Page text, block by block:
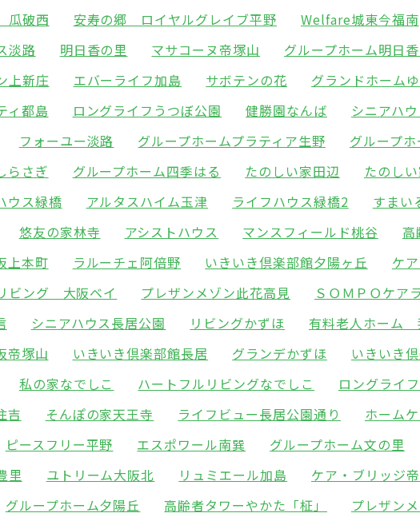
瓜破西
安寿の郷 ロイヤルグレイブ平野 Welfare城東今福南
淡路
明日香の里 マサコーヌ帝塚山 グループホーム明日
上新庄
エバーライフ加島 サボテンの花 グランドホーム
ィ都島
ロングライフうつぼ公園 健勝園なんば シニアハ
フォーユー淡路 グループホームプラティア生野 グループ
らさぎ
グループホーム四季はる たのしい家田辺 たのし
ウス緑橋
アルタスハイム玉津 ライフハウス緑橋2 すまい
悠友の家林寺 アシストハウス マンスフィールド桃谷 高
上本町
ラルーチェ阿倍野 いきいき倶楽部館夕陽ヶ丘 ケ
ビング 大阪ベイ
プレザンメゾン此花高見 ＳＯＭＰＯケア
シニアハウス長居公園 リビングかずほ 有料老人ホーム
帝塚山
いきいき倶楽部館長居 グランデかずほ いきいき
私の家なでしこ ハートフルリビングなでしこ ロングライ
吉
そんぽの家天王寺 ライフビュー長居公園通り ホーム
ピースフリー平野 エスポワール南巽 グループホーム文の里
里
ユトリーム大阪北 リュミエール加島 ケア・ブリッジ
グループホーム夕陽丘 高齢者タワーやかた「柾」 プレザン